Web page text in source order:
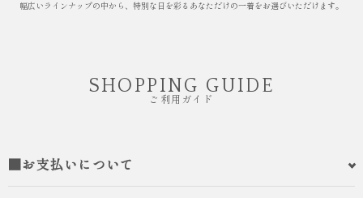
幅広いラインナップの中から、特別な日を彩るあなただけの一着をお選びいただけます。
SHOPPING GUIDE
ご利用ガイド
■お支払いについて